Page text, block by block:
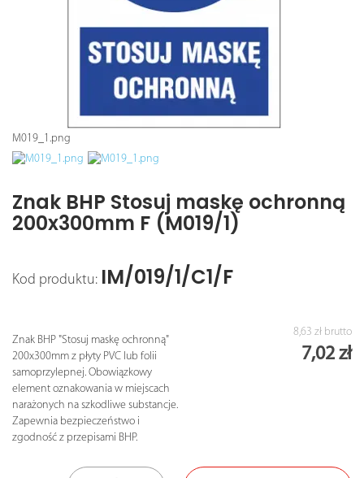
M019_1.png
Znak BHP Stosuj maskę ochronną
200x300mm F (M019/1)
Kod produktu: IM/019/1/C1/F
Znak BHP "Stosuj maskę ochronną"
200x300mm z płyty PVC lub folii
samoprzylepnej. Obowiązkowy
element oznakowania w miejscach
narażonych na szkodliwe substancje.
Zapewnia bezpieczeństwo i
zgodność z przepisami BHP.
8,63 zł brutto
7,02 zł